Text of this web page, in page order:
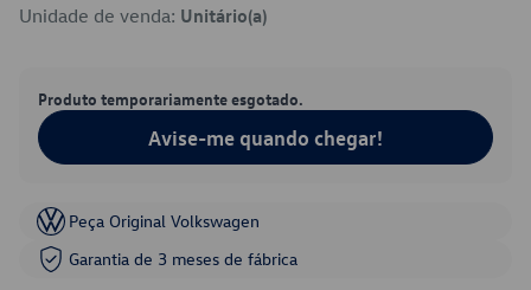
Unidade de venda: Unitário(a)
Produto temporariamente esgotado.
Avise-me quando chegar!
Peça Original Volkswagen
Garantia de 3 meses de fábrica